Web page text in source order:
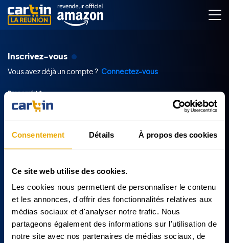
Consentement Détails À propos des cookies
Ce site web utilise des cookies.
Les cookies nous permettent de personnaliser le contenu
et les annonces, d'offrir des fonctionnalités relatives aux
médias sociaux et d'analyser notre trafic. Nous
partageons également des informations sur l'utilisation de
notre site avec nos partenaires de médias sociaux, de
Inscrivez-vous
Vous avez déjà un compte ? Connectez-vous
Prenom(s) *
E-mail *
Téléphone *